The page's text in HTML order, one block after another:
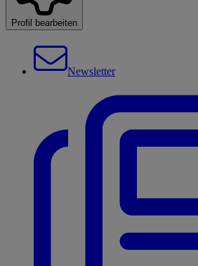
Profil bearbeiten
Newsletter